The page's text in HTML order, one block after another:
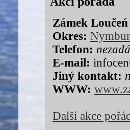
Zámek Loučeń
Okres:
Telefon:
E-mail:
Jiný kontakt:
WWW:
Další akce